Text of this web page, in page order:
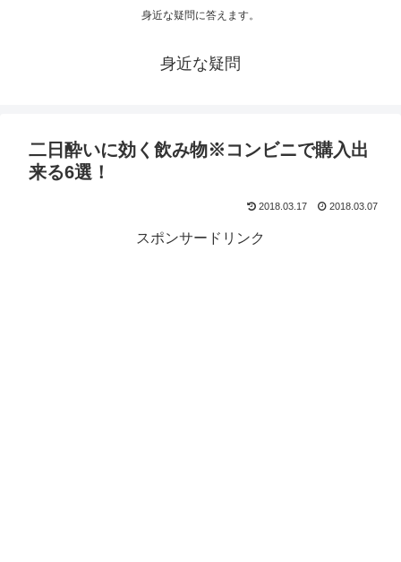
身近な疑問に答えます。
身近な疑問
二日酔いに効く飲み物※コンビニで購入出
来る6選！
2018.03.17 2018.03.07
スポンサードリンク